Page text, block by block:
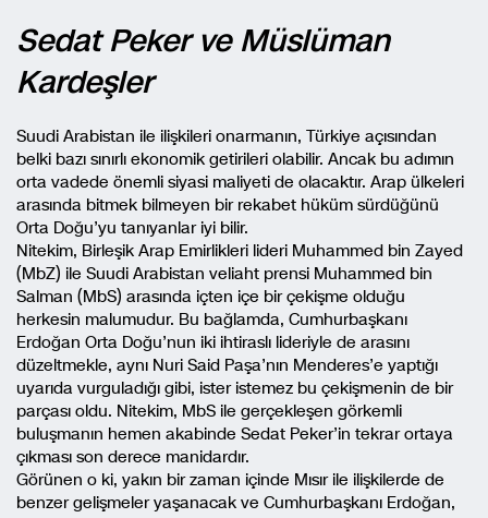
Sedat Peker ve Müslüman
Kardeşler
Suudi Arabistan ile ilişkileri onarmanın, Türkiye açısından
belki bazı sınırlı ekonomik getirileri olabilir. Ancak bu adımın
orta vadede önemli siyasi maliyeti de olacaktır. Arap ülkeleri
arasında bitmek bilmeyen bir rekabet hüküm sürdüğünü
Orta Doğu’yu tanıyanlar iyi bilir.
Nitekim, Birleşik Arap Emirlikleri lideri Muhammed bin Zayed
(MbZ) ile Suudi Arabistan veliaht prensi Muhammed bin
Salman (MbS) arasında içten içe bir çekişme olduğu
herkesin malumudur. Bu bağlamda, Cumhurbaşkanı
Erdoğan Orta Doğu’nun iki ihtiraslı lideriyle de arasını
düzeltmekle, aynı Nuri Said Paşa’nın Menderes’e yaptığı
uyarıda vurguladığı gibi, ister istemez bu çekişmenin de bir
parçası oldu. Nitekim, MbS ile gerçekleşen görkemli
buluşmanın hemen akabinde Sedat Peker’in tekrar ortaya
çıkması son derece manidardır.
Görünen o ki, yakın bir zaman içinde Mısır ile ilişkilerde de
benzer gelişmeler yaşanacak ve Cumhurbaşkanı Erdoğan,